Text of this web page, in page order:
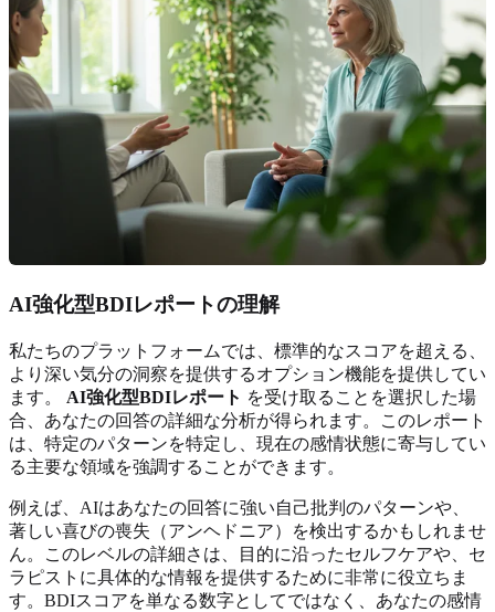
AI強化型BDIレポートの理解
私たちのプラットフォームでは、標準的なスコアを超える、
より深い気分の洞察を提供するオプション機能を提供してい
ます。 AI強化型BDIレポート を受け取ることを選択した場
合、あなたの回答の詳細な分析が得られます。このレポート
は、特定のパターンを特定し、現在の感情状態に寄与してい
る主要な領域を強調することができます。
例えば、AIはあなたの回答に強い自己批判のパターンや、
著しい喜びの喪失（アンヘドニア）を検出するかもしれませ
ん。このレベルの詳細さは、目的に沿ったセルフケアや、セ
ラピストに具体的な情報を提供するために非常に役立ちま
す。BDIスコアを単なる数字としてではなく、あなたの感情